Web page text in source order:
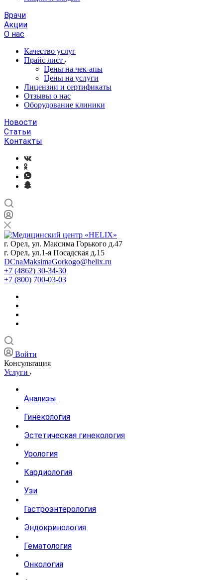
Врачи
Акции
О нас
Качество услуг
Прайс лист
​​​​​Цены на чек-апы
Цены на услуги
Лицензии и сертификаты
Отзывы о нас
Оборудование клиники
Новости
Статьи
Контакты
г. Орел, ул. Максима Горького д.47
г. Орел, ул.1-я Посадская д.15
DCnaMaksimaGorkogo@helix.ru
+7 (4862) 30-34-30
+7 (800) 700-03-03
Войти
Консультация
Услуги
Анализы
Гинекология
Эстетическая гинекология
Урология
Кардиология
Узи
Гастроэнтерология
Эндокринология
Гематология
Онкология